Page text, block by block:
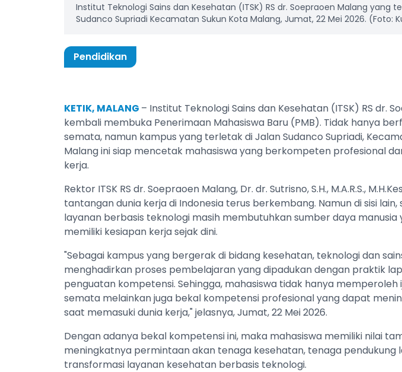
Institut Teknologi Sains dan Kesehatan (ITSK) RS dr. Soepraoen Malang yang
Sudanco Supriadi Kecamatan Sukun Kota Malang, Jumat, 22 Mei 2026. (Foto:
Pendidikan
KETIK, MALANG – Institut Teknologi Sains dan Kesehatan (ITSK) RS dr.
kembali membuka Penerimaan Mahasiswa Baru (PMB). Tidak hanya
semata, namun kampus yang terletak di Jalan Sudanco Supriadi,
Malang ini siap mencetak mahasiswa yang berkompeten profesional
kerja.
Rektor ITSK RS dr. Soepraoen Malang, Dr. dr. Sutrisno, S.H., M.A.R.S.,
tantangan dunia kerja di Indonesia terus berkembang. Namun di sisi
layanan berbasis teknologi masih membutuhkan sumber daya manusia
memiliki kesiapan kerja sejak dini.
"Sebagai kampus yang bergerak di bidang kesehatan, teknologi dan
menghadirkan proses pembelajaran yang dipadukan dengan praktik
penguatan kompetensi. Sehingga, mahasiswa tidak hanya memperoleh
semata melainkan juga bekal kompetensi profesional yang dapat
saat memasuki dunia kerja," jelasnya, Jumat, 22 Mei 2026.
Dengan adanya bekal kompetensi ini, maka mahasiswa memiliki nilai
meningkatnya permintaan akan tenaga kesehatan, tenaga pendukung
transformasi layanan kesehatan berbasis teknologi.